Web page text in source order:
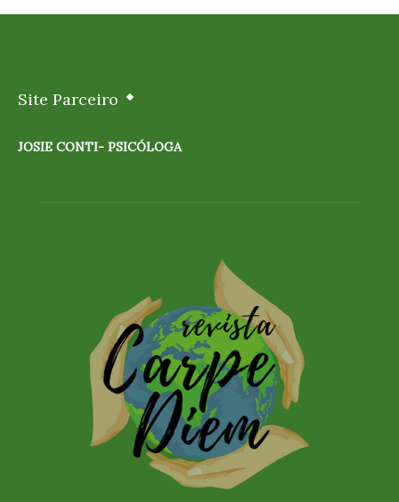
Site Parceiro
JOSIE CONTI- PSICÓLOGA